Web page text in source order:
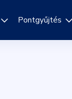
Pontgyűjtés